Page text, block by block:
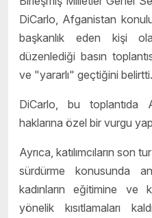
DiCarlo, Afganistan
başkanlık eden kişi
düzenlediği basın
ve "yararlı" geçtiğini belirtti.
DiCarlo, bu toplantıda
haklarına özel bir vurgu
Ayrıca, katılımcıların son
sürdürme konusunda
kadınların eğitimine ve
yönelik kısıtlamaları